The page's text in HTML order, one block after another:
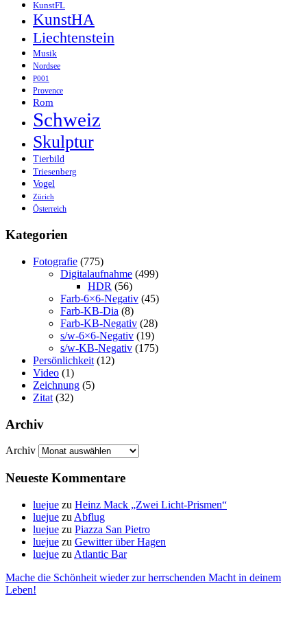
KunstFL
KunstHA
Liechtenstein
Musik
Nordsee
P001
Provence
Rom
Schweiz
Skulptur
Tierbild
Triesenberg
Vogel
Zürich
Österreich
Kategorien
Fotografie (775)
Digitalaufnahme (499)
HDR (56)
Farb-6×6-Negativ (45)
Farb-KB-Dia (8)
Farb-KB-Negativ (28)
s/w-6×6-Negativ (19)
s/w-KB-Negativ (175)
Persönlichkeit (12)
Video (1)
Zeichnung (5)
Zitat (32)
Archiv
Archiv
Neueste Kommentare
luejue zu Heinz Mack „Zwei Licht-Prismen“
luejue zu Abflug
luejue zu Piazza San Pietro
luejue zu Gewitter über Hagen
luejue zu Atlantic Bar
Mache die Schönheit wieder zur herrschenden Macht in deinem
Leben!